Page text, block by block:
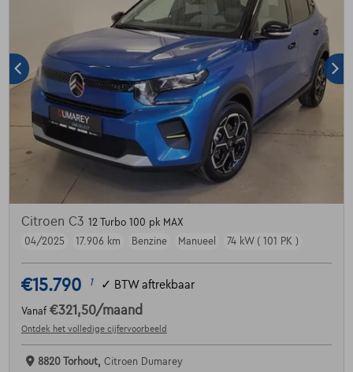
Citroen C3 12 Turbo 100 pk MAX
04/2025
17.906 km Benzine Manueel 74 kW ( 101 PK )
€15.790 1 ✓ BTW aftrekbaar
Vanaf €321,50/maand
Ontdek het volledige cijfervoorbeeld
8820 Torhout, Citroen Dumarey